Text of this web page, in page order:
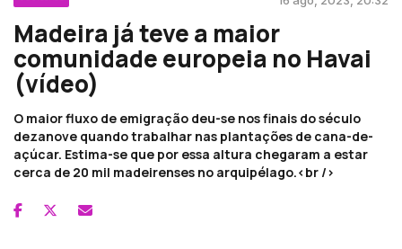
Madeira já teve a maior
comunidade europeia no Havai
(vídeo)
O maior fluxo de emigração deu-se nos finais do século
dezanove quando trabalhar nas plantações de cana-de-
açúcar. Estima-se que por essa altura chegaram a estar
cerca de 20 mil madeirenses no arquipélago.<br />